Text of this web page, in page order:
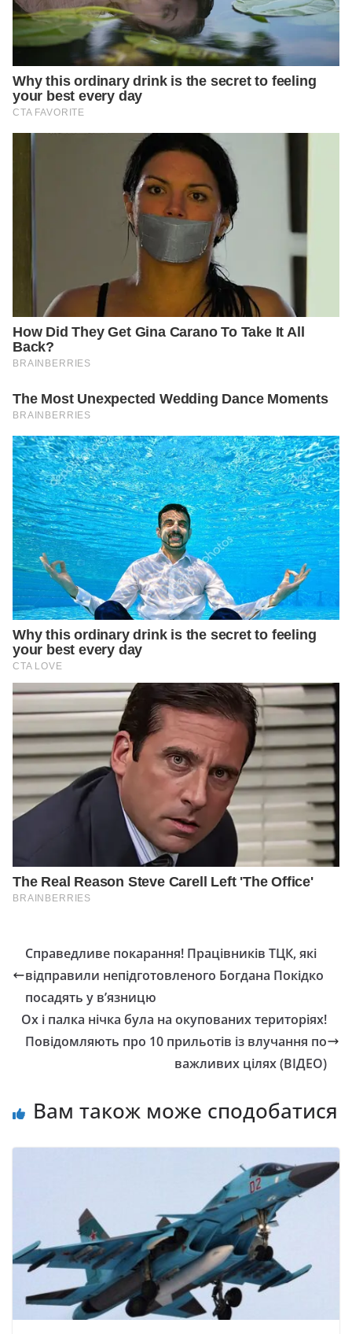
Справедливе покарання! Працівників ТЦК, які
відправили непідготовленого Богдана Покідко
посадять у в’язницю
Ох і палка нічка була на окупованих територіях!
Повідомляють про 10 прильотів із влучання по
важливих цілях (ВІДЕО)
Вам також може сподобатися